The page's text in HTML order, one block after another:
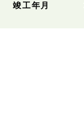
竣工年月